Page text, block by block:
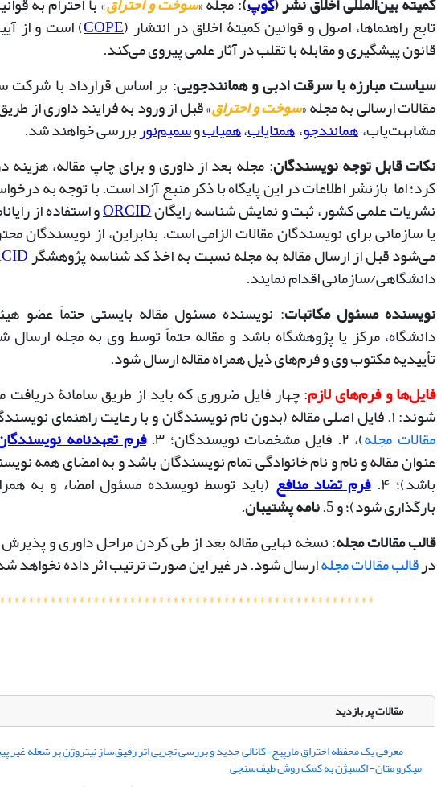
تابع راهنماها، اصول و قوانین کمیتۀ اخلاق در انتشار (COPE) است و از
قانون پیشگیری و مقابله با تقلب در آثار علمی پیروی می‌کند.
سیاست مبارزه با سرقت ادبی و همانندجویی: بر اساس قرارداد با شرکت
مقالات ارسالی به مجله «سوخت و احتراق» قبل از ورود به فرایند داوری از
مشابهت‌یاب،همانندجو،همتایاب،همیابوسمیم‌نوربررسی خواهند شد.
نکات قابل توجه نویسندگان: مجله بعد از داوری و برای چاپ مقاله، هزینه
کرد؛ اما بازنشر اطلاعات در این پایگاه با ذکر منبع آزاد است. با توجه به
نشریات علمی کشور، ثبت و نمایش شناسه رایگانORCIDو استفاده از
یا سازمانی برای نویسندگان مقالات الزامی است. بنابراین، از نویسندگان
می‌شود قبل از ارسال مقاله به مجله نسبت به اخذ کد شناسه پژوهشگر
دانشگاهی/سازمانی اقدام نمایند.
نویسنده مسئول مکاتبات: نویسنده مسئول مقاله بایستی حتماً عضو
دانشگاه، مرکز یا پژوهشگاه باشد و مقاله حتماً توسط وی به مجله ارسال
تأییدیه مکتوب وی و فرم‌های ذیل همراه مقاله ارسال شود.
فایل‌ها و فرم‌های لازم: چهار فایل ضروری که باید از طریق سامانۀ دریافت
شوند:۱. فایل اصلی مقاله (بدون نام نویسندگان و با رعایت راهنمای
مقالات مجله)، ۲. فایل مشخصات نویسندگان؛ ۳. فرم تعهدنامه
عنوان مقاله و نام و نام خانوادگی تمام نویسندگان باشد و به امضای همه
باشد)؛ ۴. فرم تضاد منافع (باید توسط نویسنده مسئول امضاء و به
بارگذاری شود)؛ و 5. نامه پشتیبان.
قالب مقالات مجله: نسخه نهایی مقاله بعد از طی کردن مراحل داوری و پذیرش
درقالب مقالات مجلهارسال شود. در غیر این صورت ترتیب اثر داده نخواهد
مقالات پر بازدید
معرفی یک محفظه احتراق مارپیچ-کانالی جدید و بررسی تجربی اثر رقیق‌ساز نیتروژن بر شعله غیر
میکرو متان- اکسیژن به کمک روش طیف‌سنجی